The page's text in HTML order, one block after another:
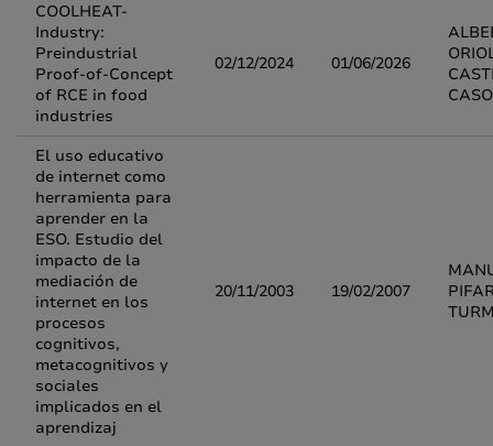
COOLHEAT-
Industry:
Preindustrial
Proof-of-Concept
of RCE in food
industries
02/12/2024 01/06/2026
El uso educativo
de internet como
herramienta para
aprender en la
ESO. Estudio del
impacto de la
mediación de
internet en los
procesos
cognitivos,
metacognitivos y
sociales
implicados en el
aprendizaj
20/11/2003 19/02/2007